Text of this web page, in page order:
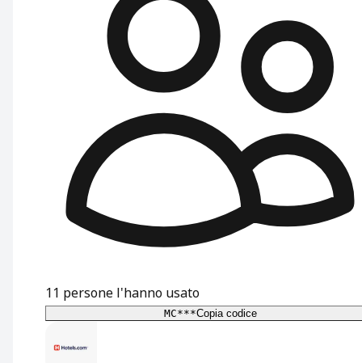
11 persone l'hanno usato
MC***Copia codice